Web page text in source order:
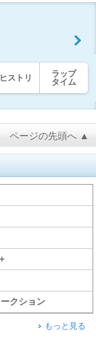
ヒストリ
ラップ
タイム
ページの先頭へ ▲
ークション
もっと見る